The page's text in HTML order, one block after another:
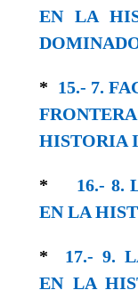
EN LA
* 15.- 7.
HISTORIA
* 16.- 8.
EN LA
* 17.- 9.
EN LA